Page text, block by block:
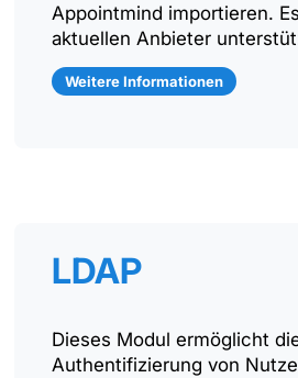
Appointmind importieren.
aktuellen Anbieter
Weitere Informationen
LDAP
Dieses Modul ermöglicht
Authentifizierung von